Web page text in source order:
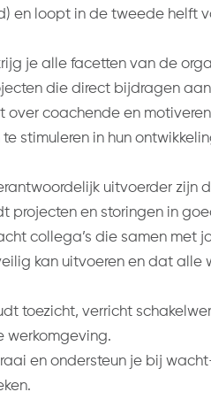
en loopt in de tweede helft
je alle facetten van de
die direct bijdragen
over coachende en
te stimuleren in hun
uitvoerder zijn
projecten en storingen in
collega’s die samen met
kan uitvoeren en dat
toezicht, verricht
werkomgeving.
en ondersteun je bij